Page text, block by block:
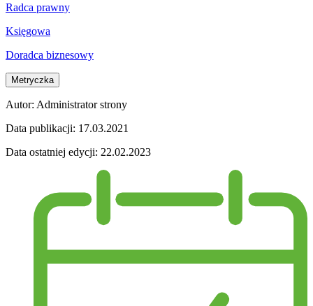
Radca prawny
Księgowa
Doradca biznesowy
Metryczka
Autor: Administrator strony
Data publikacji: 17.03.2021
Data ostatniej edycji: 22.02.2023